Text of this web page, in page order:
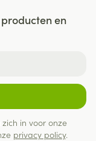
en
zich in voor onze
privacy policy.